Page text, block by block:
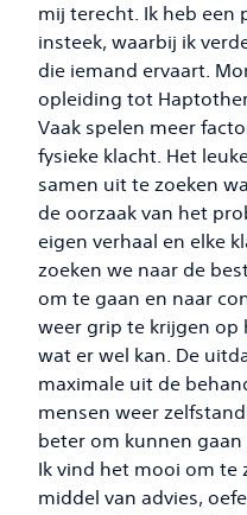
mij terecht. Ik heb een
insteek, waarbij ik
die iemand ervaart.
opleiding tot
Vaak spelen meer
fysieke klacht. Het
samen uit te zoeken
de oorzaak van het
eigen verhaal en elke
zoeken we naar de
om te gaan en naar
weer grip te krijgen op
wat er wel kan. De
maximale uit de
mensen weer
beter om kunnen
Ik vind het mooi om te
middel van advies,